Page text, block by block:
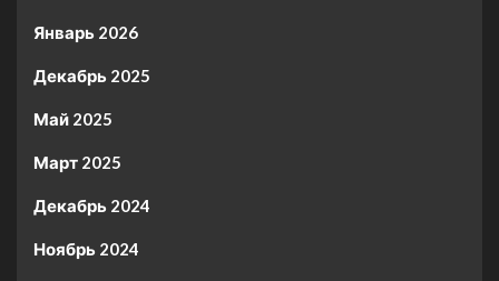
Январь 2026
Декабрь 2025
Май 2025
Март 2025
Декабрь 2024
Ноябрь 2024